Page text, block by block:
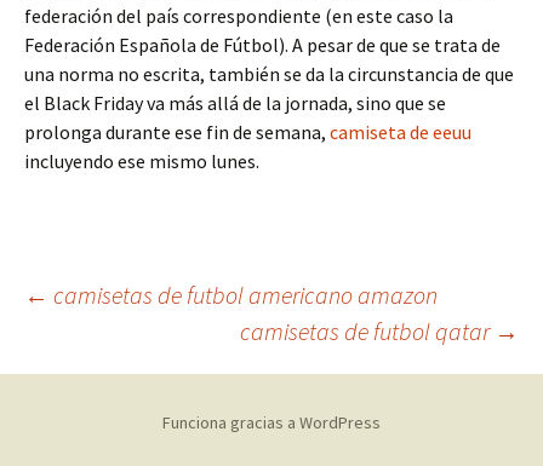
federación del país correspondiente (en este caso la
Federación Española de Fútbol). A pesar de que se trata de
una norma no escrita, también se da la circunstancia de que
el Black Friday va más allá de la jornada, sino que se
prolonga durante ese fin de semana, camiseta de eeuu
incluyendo ese mismo lunes.
Navegación
de
← camisetas de futbol americano amazon
camisetas de futbol qatar →
Funciona gracias a WordPress